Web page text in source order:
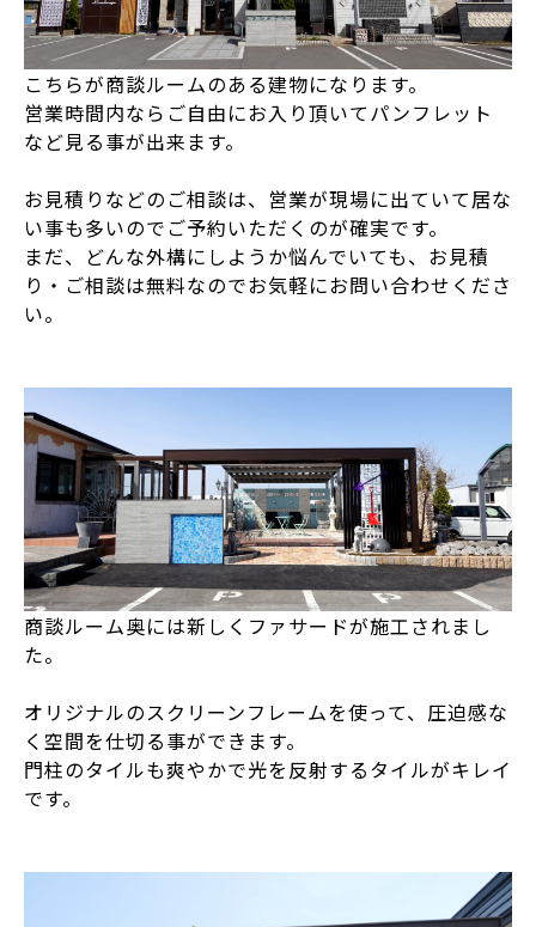
こちらが商談ルームのある建物になります。
営業時間内ならご自由にお入り頂いてパンフレット
など見る事が出来ます。
お見積りなどのご相談は、営業が現場に出ていて居な
い事も多いのでご予約いただくのが確実です。
まだ、どんな外構にしようか悩んでいても、お見積
り・ご相談は無料なのでお気軽にお問い合わせくださ
い。
商談ルーム奥には新しくファサードが施工されまし
た。
オリジナルのスクリーンフレームを使って、圧迫感な
く空間を仕切る事ができます。
門柱のタイルも爽やかで光を反射するタイルがキレイ
です。